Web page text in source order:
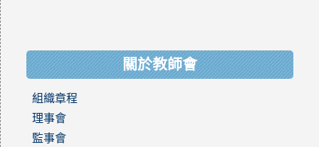
關於教師會
組織章程
理事會
監事會